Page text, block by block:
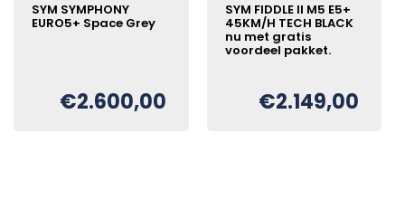
SYM SYMPHONY
EURO5+ Space Grey
prijs
was:
€2.600,00
prijs
is:
SYM FIDDLE II M5 E5+
45KM/H TECH BLACK
nu met gratis
voordeel pakket.
Oorspronkelijke
€2.149,00
Huidige